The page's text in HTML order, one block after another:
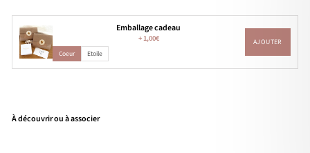
Emballage cadeau
+1,00€
Coeur Etoile
AJOUTER
À découvrir ou à associer